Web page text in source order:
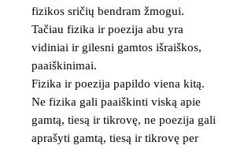
fizikos sričių bendram žmogui.
Tačiau fizika ir poezija abu yra
vidiniai ir gilesni gamtos išraiškos,
paaiškinimai.
Fizika ir poezija papildo viena kitą.
Ne fizika gali paaiškinti viską apie
gamtą, tiesą ir tikrovę, ne poezija gali
aprašyti gamtą, tiesą ir tikrovę per